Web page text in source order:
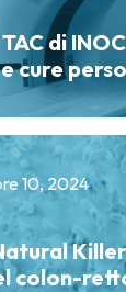
di
cure
10, 2024
colon-